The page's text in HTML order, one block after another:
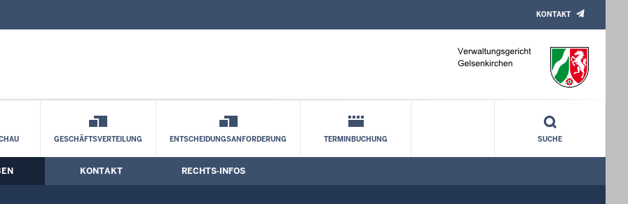
zur Mediation
Kontaktformular
KONTAKT
GESCHÄFTSVERTEILUNG ENTSCHEIDUNGSANFORDERUNG TERMINBUCHUNG SUCHE
KONTAKT RECHTS-INFOS